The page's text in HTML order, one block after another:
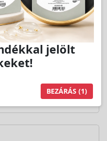
jelöl
Kosárba